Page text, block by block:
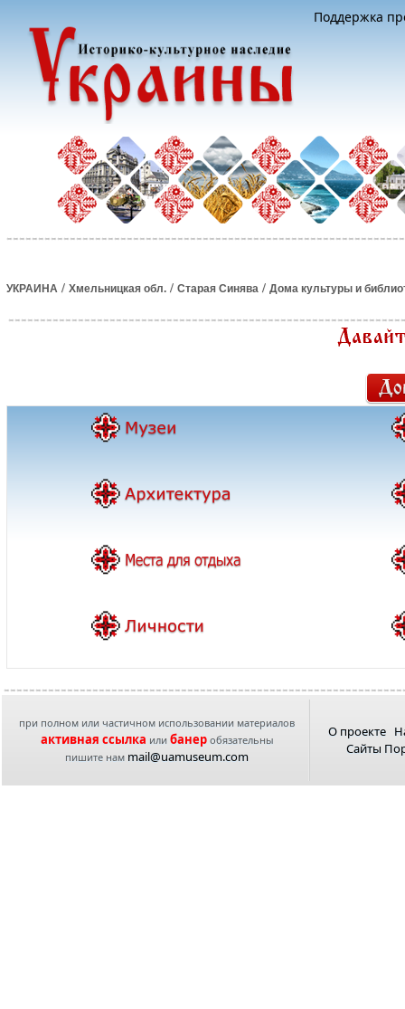
Поддержка
УКРАИНА / Хмельницкая обл. / Старая Синява / Дома культуры и
при полном или частичном использовании материалов
активная ссылка или банеробязательны
пишите нам mail@uamuseum.com
О проекте
Сайты